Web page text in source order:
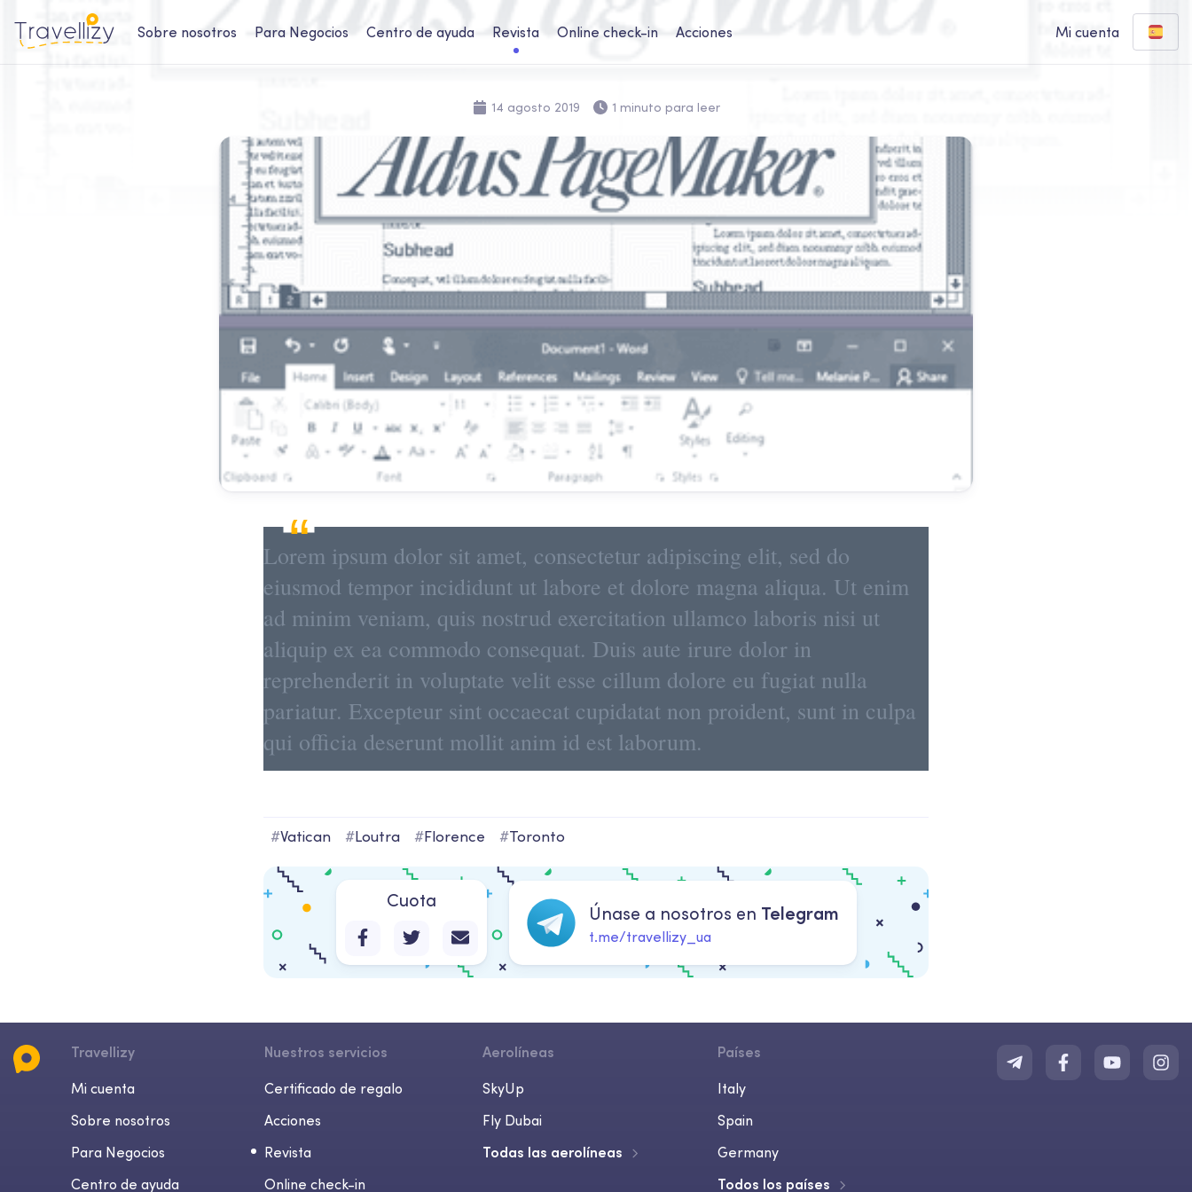
Sobre nosotros Para Negocios Centro de ayuda Revista Online check-in Acciones Mi cuenta
14 agosto 2019 1 minuto para leer
Lorem ipsum dolor sit amet, consectetur adipiscing elit, sed do
eiusmod tempor incididunt ut labore et dolore magna aliqua. Ut enim
ad minim veniam, quis nostrud exercitation ullamco laboris nisi ut
aliquip ex ea commodo consequat. Duis aute irure dolor in
reprehenderit in voluptate velit esse cillum dolore eu fugiat nulla
pariatur. Excepteur sint occaecat cupidatat non proident, sunt in culpa
qui officia deserunt mollit anim id est laborum.
#Vatican #Loutra #Florence #Toronto
Cuota
Únase a nosotros en Telegram
t.me/travellizy_ua
Travellizy
Mi cuenta
Sobre nosotros
Para Negocios
Centro de ayuda
Nuestros servicios
Certificado de regalo
Acciones
Revista
Online check-in
Aerolíneas
SkyUp
Fly Dubai
Todas las aerolíneas
Países
Italy
Spain
Germany
Todos los países